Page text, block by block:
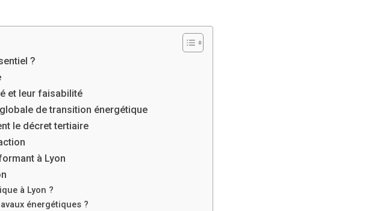
?
et leur faisabilité
de transition énergétique
le décret tertiaire
à Lyon
à Lyon ?
énergétiques ?